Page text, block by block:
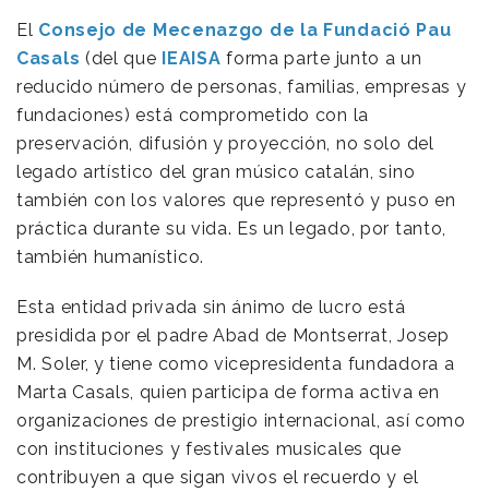
El Consejo de Mecenazgo de la Fundació Pau
Casals (del que IEAISA forma parte junto a un
reducido número de personas, familias, empresas y
fundaciones) está comprometido con la
preservación, difusión y proyección, no solo del
legado artístico del gran músico catalán, sino
también con los valores que representó y puso en
práctica durante su vida. Es un legado, por tanto,
también humanístico.
Esta entidad privada sin ánimo de lucro está
presidida por el padre Abad de Montserrat, Josep
M. Soler, y tiene como vicepresidenta fundadora a
Marta Casals, quien participa de forma activa en
organizaciones de prestigio internacional, así como
con instituciones y festivales musicales que
contribuyen a que sigan vivos el recuerdo y el